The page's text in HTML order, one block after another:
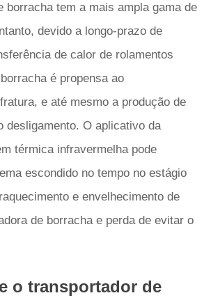
borracha tem a mais ampla gama de
devido a longo-prazo de
de calor de rolamentos
é propensa ao
e até mesmo a produção de
desligamento. O aplicativo da
térmica infravermelha pode
escondido no tempo no estágio
e envelhecimento de
de borracha e perda de evitar o
o transportador de